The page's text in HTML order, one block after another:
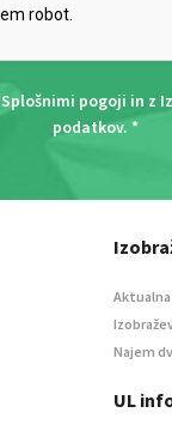
Splošnimi pogoji in z
podatkov. *
Najem
UL